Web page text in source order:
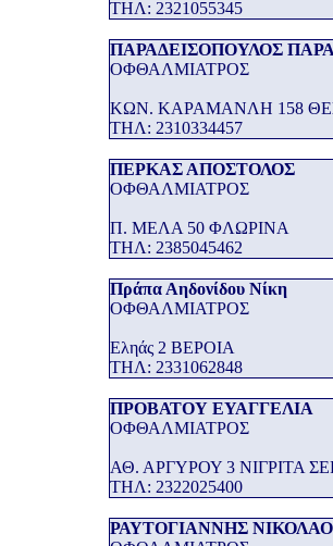
THΛ: 2321055345
ΠΑΡΑΔΕΙΣΟΠΟΥΛΟΣ
ΟΦΘΑΛΜΙΑΤΡΟΣ
ΚΩΝ. ΚΑΡΑΜΑΝΛΗ 158
THΛ: 2310334457
ΠΕΡΚΑΣ ΑΠΟΣΤΟΛΟΣ
ΟΦΘΑΛΜΙΑΤΡΟΣ
Π. ΜΕΛΑ 50 ΦΛΩΡΙΝΑ
THΛ: 2385045462
Πράπα Αηδονίδου Νίκη
ΟΦΘΑΛΜΙΑΤΡΟΣ
Εληάς 2 ΒΕΡΟΙΑ
THΛ: 2331062848
ΠΡΟΒΑΤΟΥ ΕΥΑΓΓΕΛΙΑ
ΟΦΘΑΛΜΙΑΤΡΟΣ
ΑΘ. ΑΡΓΥΡΟΥ 3 ΝΙΓΡΙΤΑ
THΛ: 2322025400
ΡΑΥΤΟΓΙΑΝΝΗΣ